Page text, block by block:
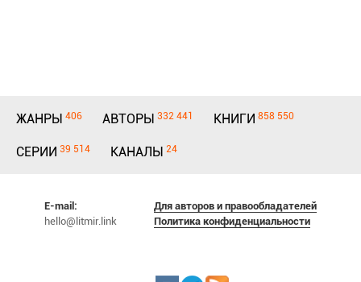
ЖАНРЫ 406 АВТОРЫ 332 441 КНИГИ 858 550
СЕРИИ 39 514 КАНАЛЫ 24
E-mail:
hello@litmir.link
Для авторов и правообладателей
Политика конфиденциальности